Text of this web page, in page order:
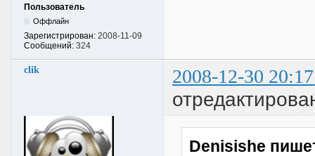
Пользователь
Оффлайн
Зарегистрирован: 2008-11-09
Сообщений: 324
clik 2008-12-30
Denisishe